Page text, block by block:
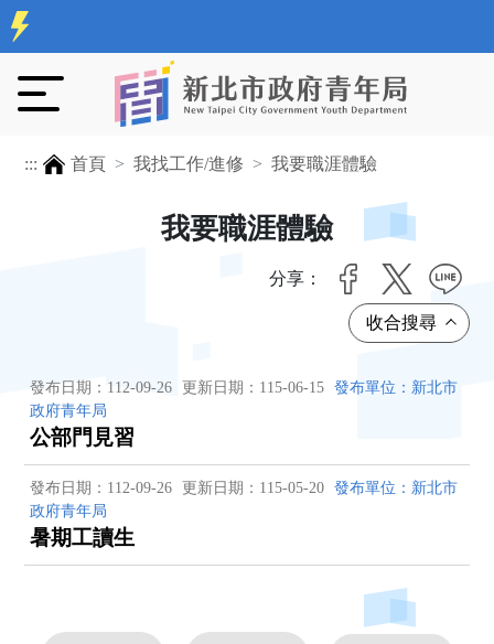
::: 首頁 我找工作/進修 我要職涯體驗
我要職涯體驗
分享：
發布日期：112-09-26 更新日期：115-06-15 發布單位：新北市
政府青年局
公部門見習
發布日期：112-09-26 更新日期：115-05-20 發布單位：新北市
政府青年局
暑期工讀生